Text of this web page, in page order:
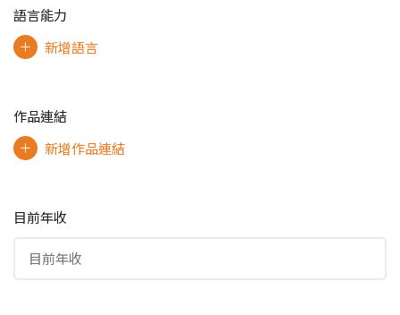
語言能力
新增語言
作品連結
新增作品連結
目前年收